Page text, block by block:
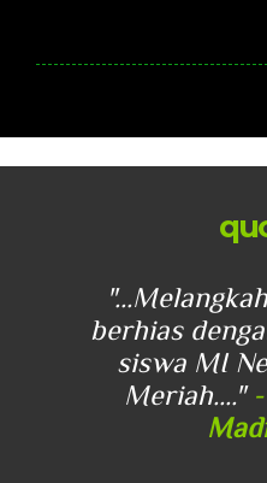
berhias
siswa MI
Meriah...."